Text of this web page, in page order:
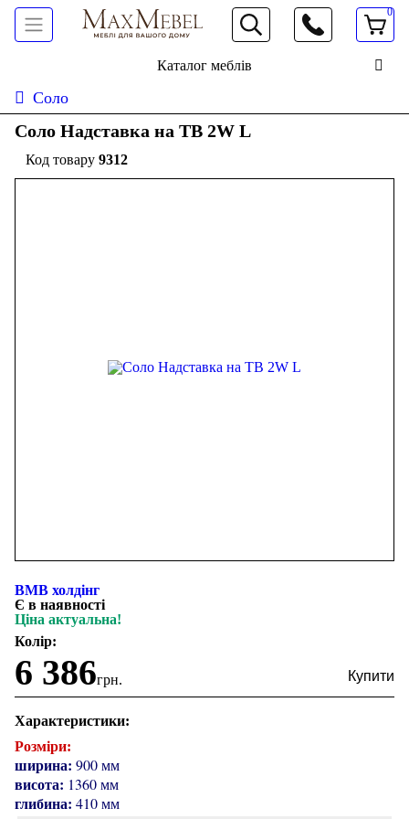
066 472 19 61
0
Каталог меблів
Соло
Соло Надставка на ТВ 2W L
9312
ВМВ холдінг
Є в наявності
Ціна актуальна!
Колір:
6 386грн.
Характеристики:
Розміри:
ширина: 900 мм
висота: 1360 мм
глибина: 410 мм